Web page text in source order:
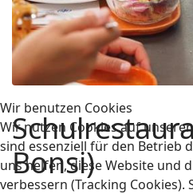
Bonsi)
Wir benutzen Cookies
Wir nutzen Cookies auf
sind essenziell für den Betrieb
uns helfen, diese Website und
verbessern (Tracking Cookies).